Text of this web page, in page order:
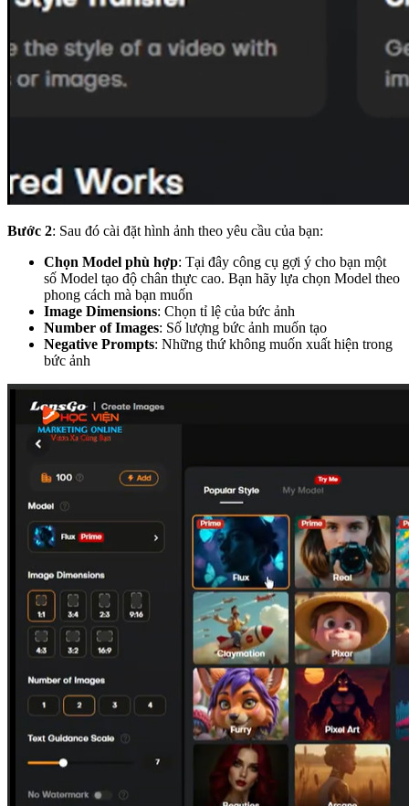
Bước 2: Sau đó cài đặt hình ảnh theo yêu cầu của bạn:
Chọn Model phù hợp: Tại đây công cụ gợi ý cho bạn một
số Model tạo độ chân thực cao. Bạn hãy lựa chọn Model theo
phong cách mà bạn muốn
Image Dimensions: Chọn tỉ lệ của bức ảnh
Number of Images: Số lượng bức ảnh muốn tạo
Negative Prompts: Những thứ không muốn xuất hiện trong
bức ảnh